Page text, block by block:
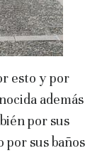
esto y por
además
por sus
por sus baños